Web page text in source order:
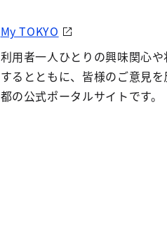
My TOKYO
利用者一人ひとりの興味関心
するとともに、皆様のご意見
都の公式ポータルサイトです。